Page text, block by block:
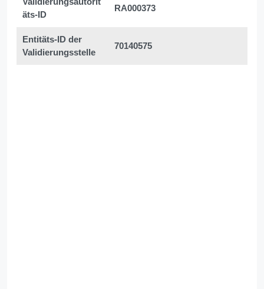
äts-ID
RA000373
Entitäts-ID der
Validierungsstelle
70140575